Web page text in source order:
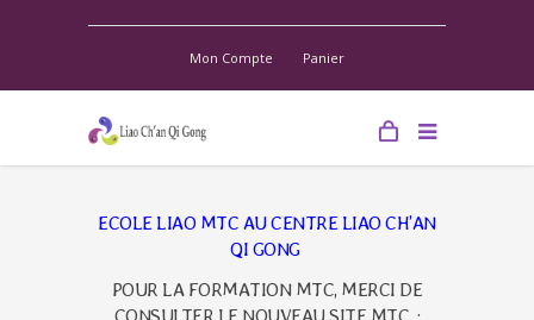
Mon Compte Panier
ECOLE LIAO MTC AUCENTRE LIAO CH’AN
QI GONG
POUR LA FORMATION MTC, MERCI DE